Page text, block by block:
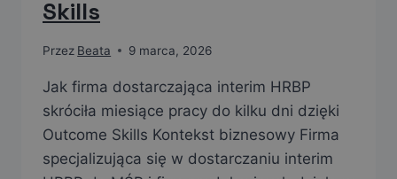
Skills
Przez Beata 9 marca, 2026
Jak firma dostarczająca interim HRBP
skróciła miesiące pracy do kilku dni dzięki
Outcome Skills Kontekst biznesowy Firma
specjalizująca się w dostarczaniu interim